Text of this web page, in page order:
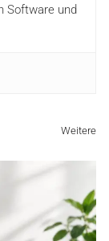
Software und
Weitere